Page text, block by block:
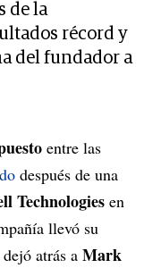
de la
récord y
del fundador a
entre las
después de una
Technologies en
llevó su
atrás a Mark